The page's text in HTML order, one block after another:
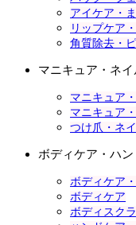
アイケア・
リップケア
角質除去・
マニキュア・ネイ
マニキュア
マニキュア
つけ爪・ネ
ボディケア・ハ
ボディケア
ボディケア
ボディスク